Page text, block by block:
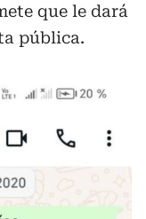
que le dará
pública.